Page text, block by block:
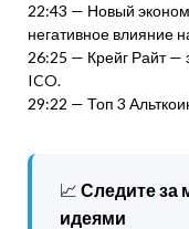
22:43 — Новый
негативное влияние
26:25 — Крейг Райт —
ICO.
29:22 — Топ 3
📈 Следите
идеями